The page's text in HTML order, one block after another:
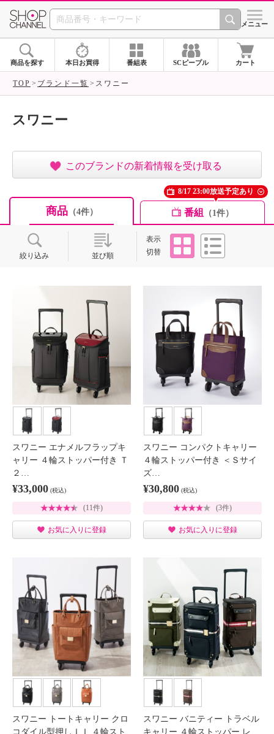
SHOP CHANNEL ショッ
メニュー
商品を探す 本日お買得 番組表 SCピープル カート
TOP ブランド一覧 スワニー
スワニー
このブランドの新着情報を受け取る
商品（4件） 番組 （1件）
8/17 23:00放送予定あり
絞り込み 並び順
表示
切替
タイル
スワニー エナメルフラップキ
ャリー ４輪ストッパー付き Ｔ
２…
¥33,000 (税込)
(11件)
お気に入りに登録
スワニー コンパクトキャリー
４輪ストッパー付き ＜Ｓサイ
ズ…
¥30,800 (税込)
(3件)
お気に入りに登録
スワニー トートキャリー クロ
コダイル型押しＩＩ ４輪スト
スワニー バニティー トラベル
キャリー ４輪ストッパー レ